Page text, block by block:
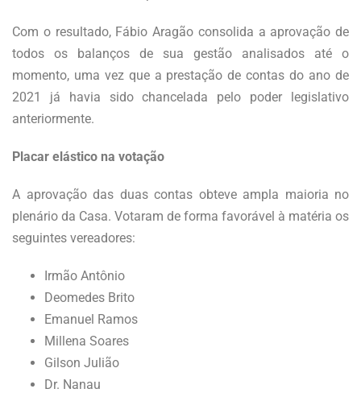
Com o resultado, Fábio Aragão consolida a aprovação de
todos os balanços de sua gestão analisados até o
momento, uma vez que a prestação de contas do ano de
2021 já havia sido chancelada pelo poder legislativo
anteriormente.
Placar elástico na votação
A aprovação das duas contas obteve ampla maioria no
plenário da Casa. Votaram de forma favorável à matéria os
seguintes vereadores:
Irmão Antônio
Deomedes Brito
Emanuel Ramos
Millena Soares
Gilson Julião
Dr. Nanau